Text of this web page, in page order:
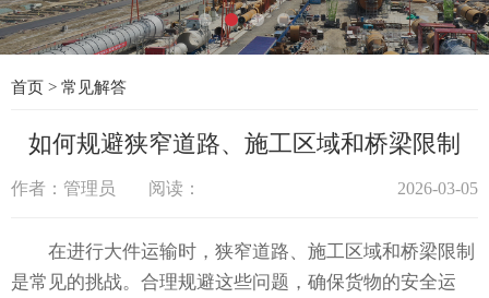
首页 > 常见解答
如何规避狭窄道路、施工区域和桥梁限制
作者：管理员 阅读： 2026-03-05
在进行大件运输时，狭窄道路、施工区域和桥梁限制
是常见的挑战。合理规避这些问题，确保货物的安全运